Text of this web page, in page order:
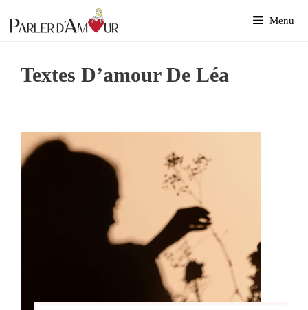
au
Menu
Textes D’amour De Léa